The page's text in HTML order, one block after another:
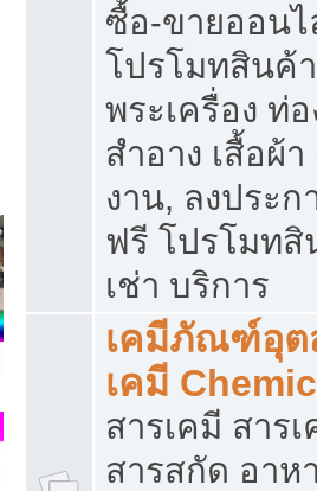
ซื้อ-ขายออน
โปรโมทสินค้
พระเครื่อง ท่อ
สำอาง เสื้อผ้
งาน, ลงประ
ฟรี โปรโมท
เช่า บริการ
เคมีภัณฑ์อุต
เคมี
สารเคมี สาร
สารสกัด อาห